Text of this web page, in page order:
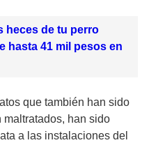
heces de tu perro
hasta 41 mil pesos en
que también han sido
maltratados, han sido
a las instalaciones del